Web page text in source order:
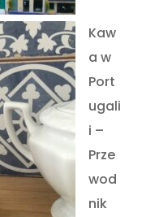
Kaw
a w
Port
ugali
i –
Prze
wod
nik